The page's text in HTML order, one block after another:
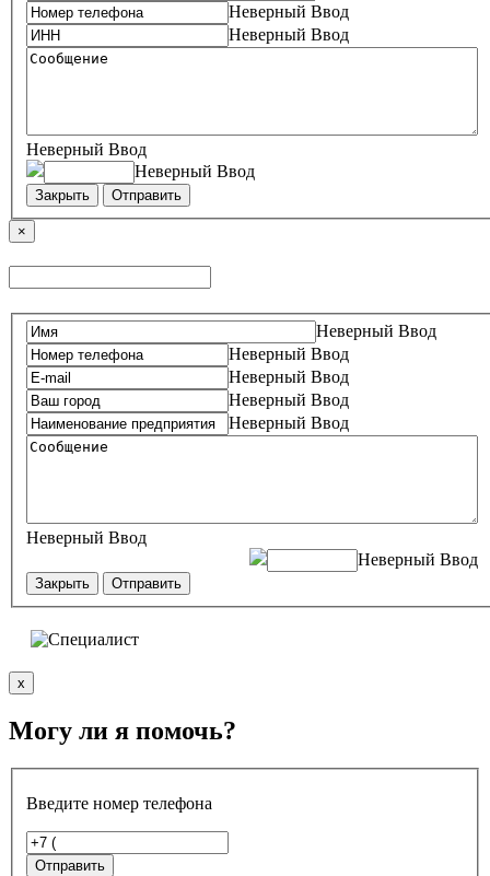
Неверный Ввод
Неверный Ввод
Неверный Ввод
Неверный Ввод
Закрыть Отправить
×
Неверный Ввод
Неверный Ввод
Неверный Ввод
Неверный Ввод
Неверный Ввод
Неверный Ввод
Неверный Ввод
Закрыть Отправить
x
Могу ли я помочь?
Введите номер телефона